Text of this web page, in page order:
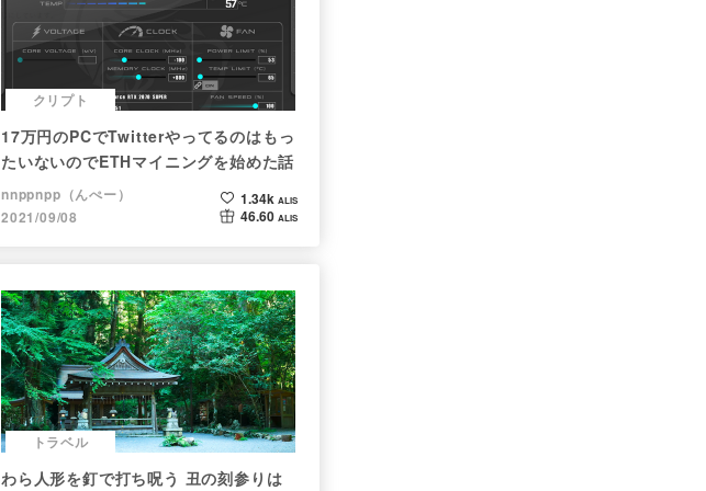
クリプト
17万円のPCでTwitterやってるのはもっ
たいないのでETHマイニングを始めた話
nnppnpp（んぺー）
2021/09/08
1.34k ALIS
46.60 ALIS
トラベル
わら人形を釘で打ち呪う 丑の刻参りは